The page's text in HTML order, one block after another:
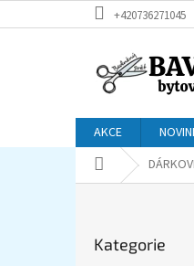
na
+420736271045
AKCE
Domů
kategorie
Kategorie